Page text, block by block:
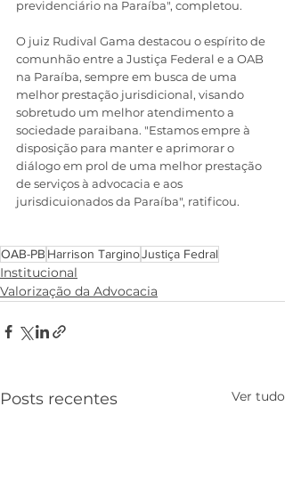
previdenciário na Paraíba", completou.
O juiz Rudival Gama destacou o espírito de
comunhão entre a Justiça Federal e a OAB
na Paraíba, sempre em busca de uma
melhor prestação jurisdicional, visando
sobretudo um melhor atendimento a
sociedade paraibana. "Estamos empre à
disposição para manter e aprimorar o
diálogo em prol de uma melhor prestação
de serviços à advocacia e aos
jurisdicuionados da Paraíba", ratificou.
OAB-PB Harrison TarginoJustiça Fedral
Institucional
Valorização da Advocacia
Posts recentes Ver tudo